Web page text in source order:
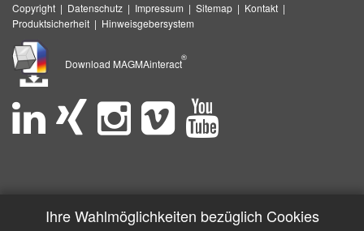
Copyright | Datenschutz | Impressum | Sitemap | Kontakt |
Produktsicherheit | Hinweisgebersystem
Download MAGMAinteract
®
Ihre Wahlmöglichkeiten bezüglich Cookies